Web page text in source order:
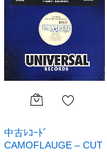
中古ﾚｺｰﾄﾞ
CAMOFLAUGE – CUT